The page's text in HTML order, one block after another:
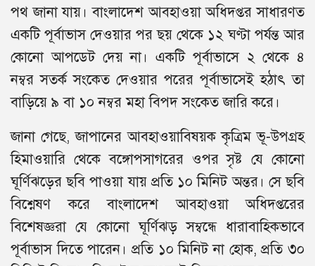
পথ জানা যায়। বাংলাদেশ আবহাওয়া অধিদপ্তর সাধারণত
একটি পূর্বাভাস দেওয়ার পর ছয় থেকে ১২ ঘণ্টা পর্যন্ত আর
কোনো আপডেট দেয় না। একটি পূর্বাভাসে ২ থেকে ৪
নম্বর সতর্ক সংকেত দেওয়ার পরের পূর্বাভাসেই হঠাৎ তা
বাড়িয়ে ৯ বা ১০ নম্বর মহা বিপদ সংকেত জারি করে।
জানা গেছে, জাপানের আবহাওয়াবিষয়ক কৃত্রিম ভূ-উপগ্রহ
হিমাওয়ারি থেকে বঙ্গোপসাগরের ওপর সৃষ্ট যে কোনো
ঘূর্ণিঝড়ের ছবি পাওয়া যায় প্রতি ১০ মিনিট অন্তর। সে ছবি
বিশ্নেষণ করে বাংলাদেশ আবহাওয়া অধিদপ্তরের
বিশেষজ্ঞরা যে কোনো ঘূর্ণিঝড় সম্বন্ধে ধারাবাহিকভাবে
পূর্বাভাস দিতে পারেন। প্রতি ১০ মিনিট না হোক, প্রতি ৩০